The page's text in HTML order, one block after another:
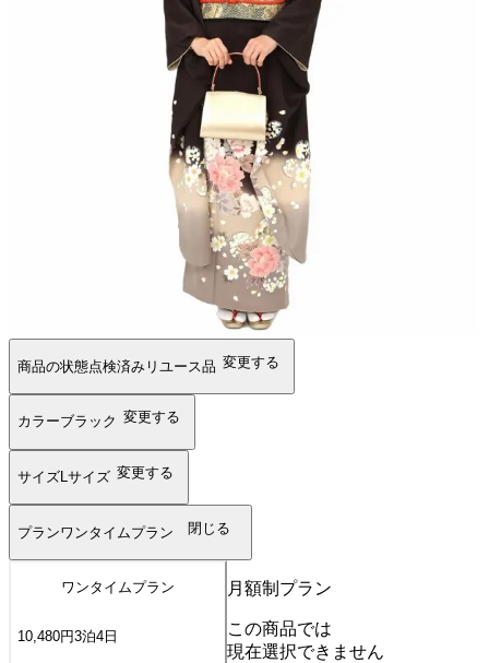
商品の状態点検済みリユース品 変更する
カラーブラック 変更する
サイズLサイズ 変更する
プランワンタイムプラン 閉じる
ワンタイムプラン
10,480円3泊4 日
月額制プラン
この商品では
現在選択できません